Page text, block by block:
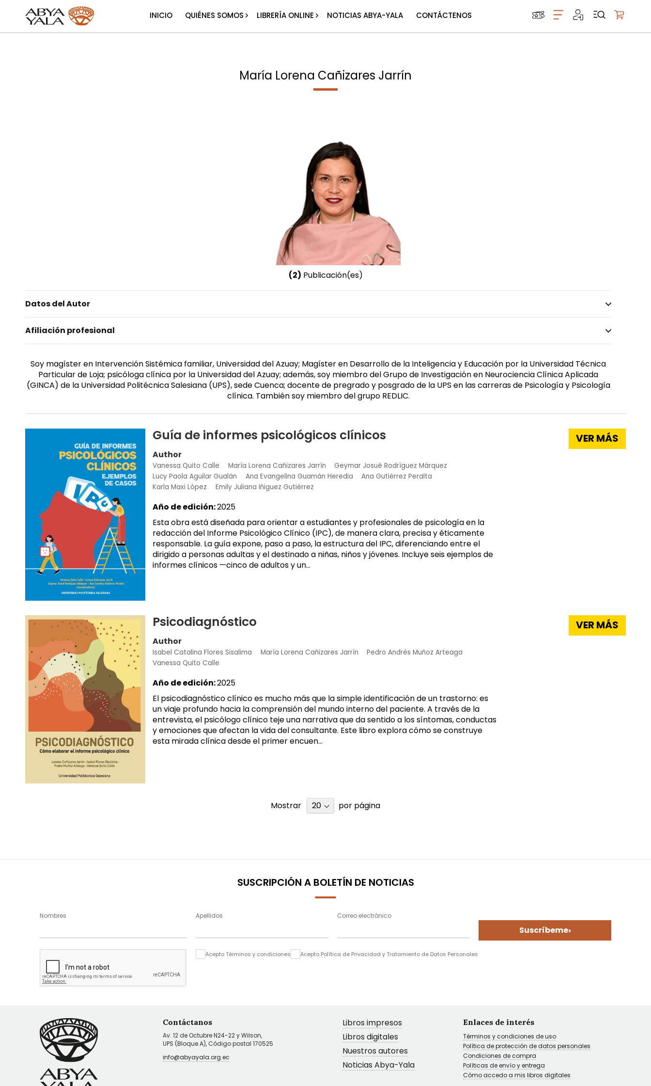
INICIO QUIÉNES SOMOS LIBRERÍA ONLINE NOTICIAS ABYA-YALA CONTÁCTENOS
María Lorena Cañizares Jarrín
(2) Publicación(es)
Datos del Autor
Femenino
Afiliación profesional
Soy magíster en Intervención Sistémica familiar, Universidad del Azuay; Magíster en Desarrollo de la Inteligencia y Educación por la Universidad Técnica
Particular de Loja; psicóloga clínica por la Universidad del Azuay; además, soy miembro del Grupo de Investigación en Neurociencia Clínica Aplicada
(GINCA) de la Universidad Politécnica Salesiana (UPS), sede Cuenca; docente de pregrado y posgrado de la UPS en las carreras de Psicología y Psicología
clínica. También soy miembro del grupo REDLIC.
Guía de informes psicológicos clínicos
Author
Vanessa Quito Calle María Lorena Cañizares Jarrín
Geymar Josué Rodríguez Márquez
Lucy Paola Aguilar Gualán
Ana Evangelina Guamán Heredia
Ana Gutiérrez Peralta
Karla Maxi López
Emily Juliana Iñiguez Gutiérrez
Año de edición:2025
Esta obra está diseñada para orientar a estudiantes y profesionales de psicología en la
redacción del Informe Psicológico Clínico (IPC), de manera clara, precisa y éticamente
responsable. La guía expone, paso a paso, la estructura del IPC, diferenciando entre el
dirigido a personas adultas y el destinado a niñas, niños y jóvenes. Incluye seis ejemplos de
informes clínicos —cinco de adultos y un...
VER MÁS
Psicodiagnóstico
Author
Isabel Catalina Flores Sisalima María Lorena Cañizares Jarrín
Pedro Andrés Muñoz Arteaga
Vanessa Quito Calle
Año de edición:2025
El psicodiagnóstico clínico es mucho más que la simple identificación de un trastorno: es
un viaje profundo hacia la comprensión del mundo interno del paciente. A través de la
entrevista, el psicólogo clínico teje una narrativa que da sentido a los síntomas, conductas
y emociones que afectan la vida del consultante. Este libro explora cómo se construye
esta mirada clínica desde el primer encuen...
VER MÁS
Mostrar por página
SUSCRIPCIÓN A BOLETÍN DE NOTICIAS
Nombres Apellidos Correo electrónico
Suscríbeme›
Acepto Términos y condiciones Acepto Política de Privacidad y Tratamiento de Datos Personales
Contáctanos
Av. 12 de Octubre N24-22 y Wilson,
UPS (Bloque A), Código postal 170525
info@abyayala.org.ec
Libros impresos
Libros digitales
Nuestros autores
Noticias Abya-Yala
Enlaces de interés
Términos y condiciones de uso
Política de protección de datos personales
Condiciones de compra
Políticas de envío y entrega
Cómo accedo a mis libros digitales